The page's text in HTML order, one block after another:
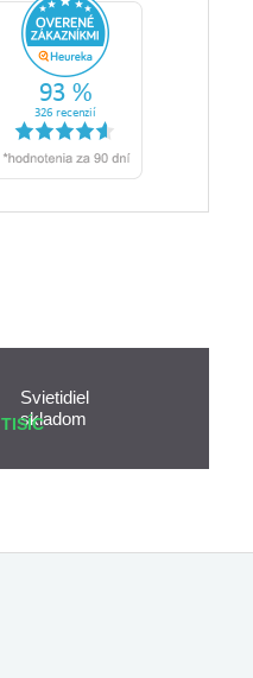
TISÍC
Svietidiel
skladom